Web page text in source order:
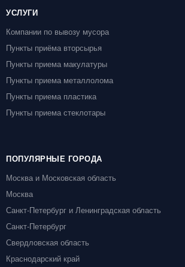
УСЛУГИ
Компании по вывозу мусора
Пункты приёма вторсырья
Пункты приема макулатуры
Пункты приема металлолома
Пункты приема пластика
Пункты приема стеклотары
ПОПУЛЯРНЫЕ ГОРОДА
Москва и Московская область
Москва
Санкт-Петербург и Ленинградская область
Санкт-Петербург
Свердловская область
Краснодарский край